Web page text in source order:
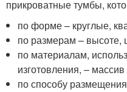
прикроватные тумбы,
по форме – круглые,
по размерам – высоте,
по материалам,
изготовления, –
по способу